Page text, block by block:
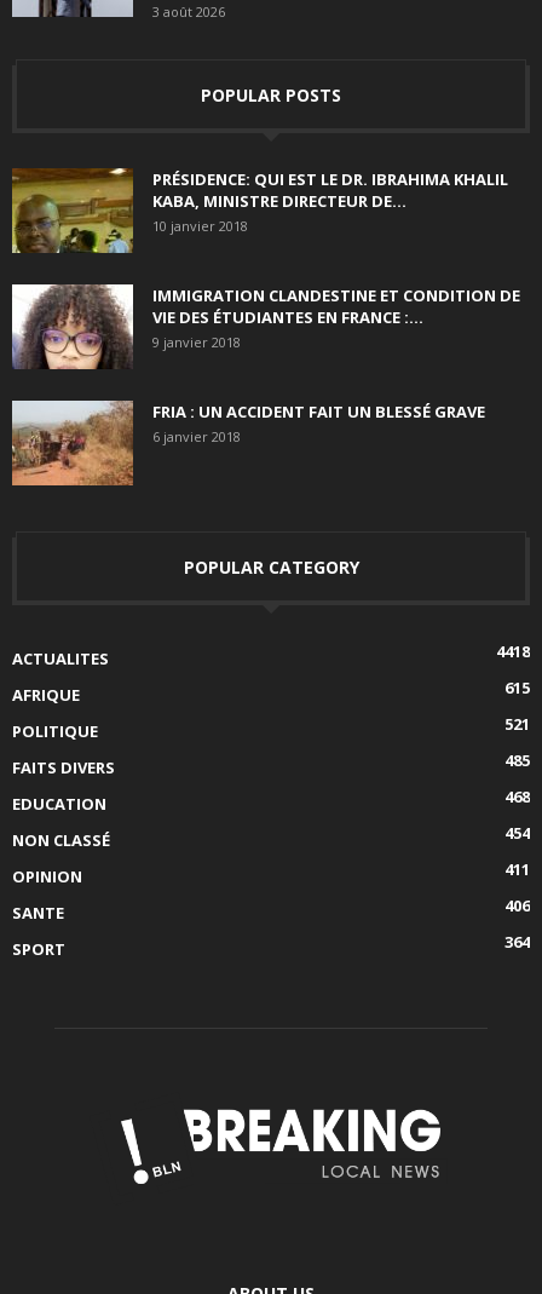
3 août 2026
POPULAR POSTS
PRÉSIDENCE: QUI EST LE DR. IBRAHIMA KHALIL
KABA, MINISTRE DIRECTEUR DE...
10 janvier 2018
IMMIGRATION CLANDESTINE ET CONDITION DE
VIE DES ÉTUDIANTES EN FRANCE :...
9 janvier 2018
FRIA : UN ACCIDENT FAIT UN BLESSÉ GRAVE
6 janvier 2018
POPULAR CATEGORY
ACTUALITES
4418
AFRIQUE
615
POLITIQUE
521
FAITS DIVERS
485
EDUCATION
468
NON CLASSÉ
454
OPINION
411
SANTE
406
SPORT
364